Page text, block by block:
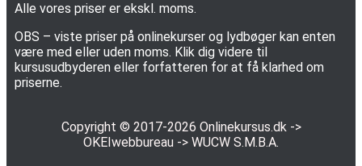
Alle vores priser er ekskl. moms.
OBS – viste priser på onlinekurser og lydbøger kan enten
være med eller uden moms. Klik dig videre til
kursusudbyderen eller forfatteren for at få klarhed om
priserne.
Copyright © 2017-2026 Onlinekursus.dk->
OKEIwebbureau -> WUCW S.M.B.A.